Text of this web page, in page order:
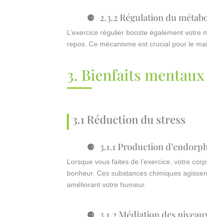
2.3.2 Régulation du
L’exercice régulier booste également
repos. Ce mécanisme est crucial pour le
3. Bienfaits mentaux
3.1 Réduction du stress
3.1.1 Production
Lorsque vous faites de l’exercice, votre
bonheur. Ces substances chimiques
améliorant votre humeur.
3.1.2 Médiation des